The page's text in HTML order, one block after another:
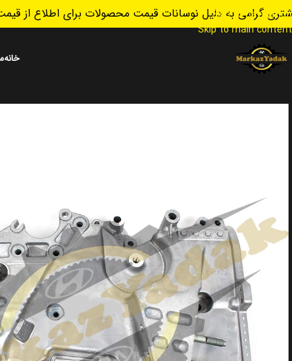
Skip to navigation
Skip to main content
گرامی به دلیل نوسانات قیمت محصولات برای اطلاع از
خانه